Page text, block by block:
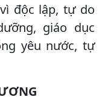
độc lập, tự do
giáo dục
yêu nước, tự